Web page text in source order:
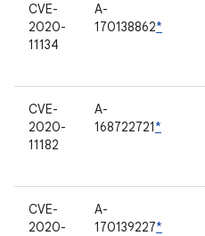
CVE-
2020-
11134
A-
170138862*
CVE-
2020-
11182
A-
168722721*
CVE-
2020-
A-
170139227*